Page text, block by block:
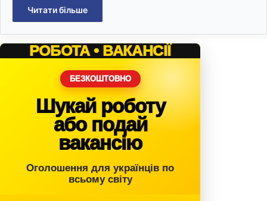
Читати більше
РОБОТА • ВАКАНСІЇ
БЕЗКОШТОВНО
Шукай роботу
або подай
вакансію
Оголошення для українців по
всьому світу